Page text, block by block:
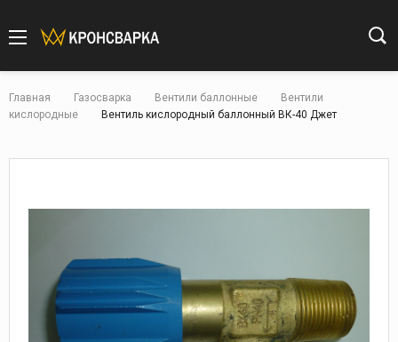
Главная Газосварка Вентили баллонные
Вентили
кислородные
Вентиль кислородный баллонный ВК-40 Джет